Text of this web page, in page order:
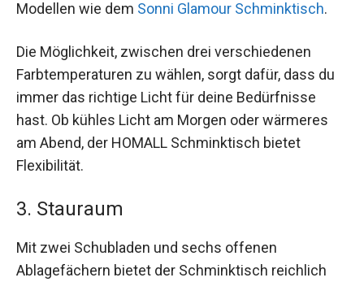
Modellen wie dem Sonni Glamour Schminktisch.
Die Möglichkeit, zwischen drei verschiedenen
Farbtemperaturen zu wählen, sorgt dafür, dass du
immer das richtige Licht für deine Bedürfnisse
hast. Ob kühles Licht am Morgen oder wärmeres
am Abend, der HOMALL Schminktisch bietet
Flexibilität.
3. Stauraum
Mit zwei Schubladen und sechs offenen
Ablagefächern bietet der Schminktisch reichlich